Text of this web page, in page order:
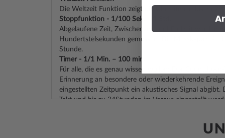
Die Weltzeit Funktion zeigt die Uhrzeiten in bis zu 29
Stoppfunktion - 1/100 Sek. – 1 Std.
Abgelaufene Zeit, Zwischenzeit und Endzeit werden
Hundertstelsekunden gemessen. Die Messkapazität
Stunde.
Timer - 1/1 Min. – 100 min.
Für alle, die es genau wissen wollen: Der
Erinnerung an besondere oder wiederkehrende
eingestellten Zeitpunkt ein akustisches Signal abgibt.
Takt und bis zu 24Stunden im Voraus eingestellt
akustisches Signal zum eingestellten Zeitpunkt